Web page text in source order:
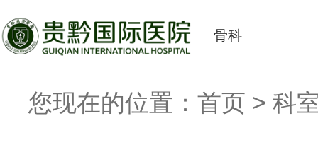
骨科
您现在的位置： 首页 > 科